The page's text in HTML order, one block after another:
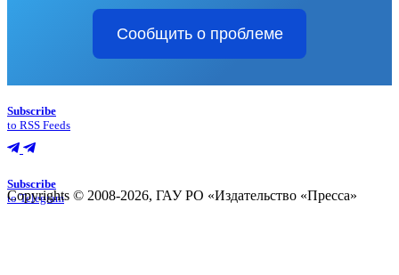
Сообщить о проблеме
Subscribe
to RSS Feeds
Subscribe
to Telegram
Copyrights © 2008-2026, ГАУ РО «Издательство «Пресса»